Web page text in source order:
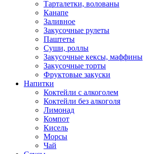
Тарталетки, волованы
Канапе
Заливное
Закусочные рулеты
Паштеты
Суши, роллы
Закусочные кексы, маффины
Закусочные торты
Фруктовые закуски
Напитки
Коктейли с алкоголем
Коктейли без алкоголя
Лимонад
Компот
Кисель
Морсы
Чай